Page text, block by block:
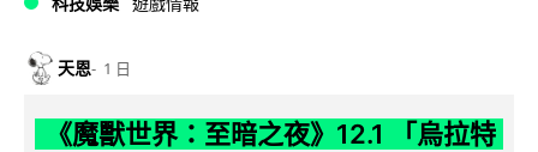
天恩 1 日
《魔獸世界：至暗之夜》12.1 「烏拉特